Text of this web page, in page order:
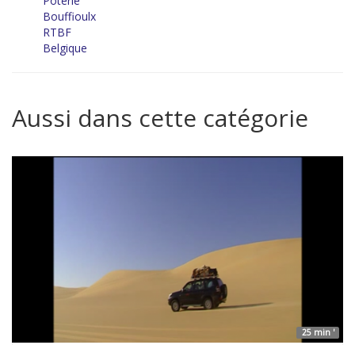
Bouffioulx
RTBF
Belgique
Aussi dans cette catégorie
25 min '